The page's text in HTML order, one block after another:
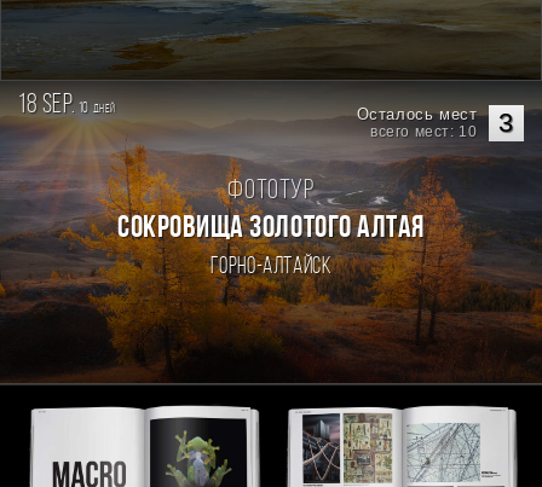
18 sep. 10 дней 3
Осталось мест
всего мест: 10
Фототур
СОКРОВИЩА ЗОЛОТОГО АЛТАЯ
Горно-Алтайск